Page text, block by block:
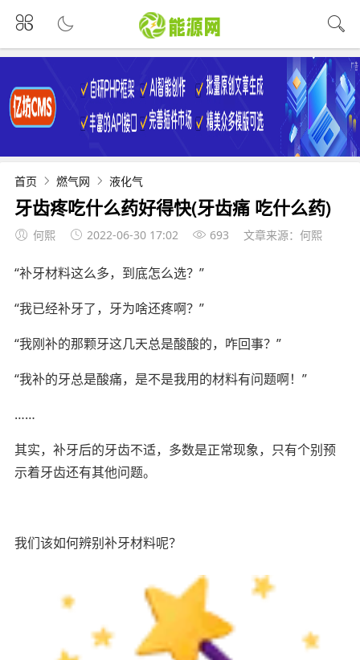
首页 燃气网 液化气
牙齿疼吃什么药好得快(牙齿痛 吃什么药)
何熙 2022-06-30 17:02 693 文章来源：何熙
“补牙材料这么多，到底怎么选？”
“我已经补牙了，牙为啥还疼啊？”
“我刚补的那颗牙这几天总是酸酸的，咋回事？”
“我补的牙总是酸痛，是不是我用的材料有问题啊！”
……
其实，补牙后的牙齿不适，多数是正常现象，只有个别预
示着牙齿还有其他问题。
我们该如何辨别补牙材料呢？